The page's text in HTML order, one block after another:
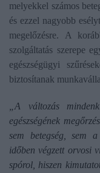
melyekkel számos
és ezzel nagyobb
megelőzésre. A
szolgáltatás szerepe
egészségügyi
biztosítanak
„A változás
egészségének
sem betegség, sem
időben végzett orvosi
spórol, hiszen